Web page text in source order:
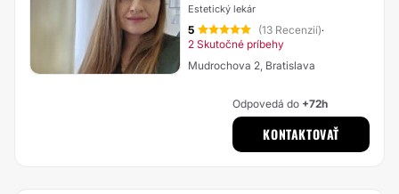
Estetický lekár
5 (13 Recenzií)·
2 Skutočné príbehy
Mudrochova 2, Bratislava
Odpovedá do +72h
KONTAKTOVAŤ